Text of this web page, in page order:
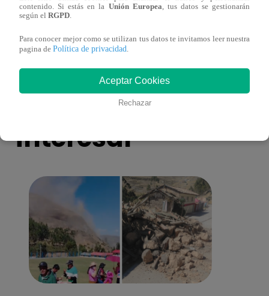
toma una difícil decisión por el futuro de
También te puede
interesar
contenido. Si estás en la Unión Europea, tus datos se gestionarán
según el RGPD.
Para conocer mejor como se utilizan tus datos te invitamos leer nuestra
pagina de Política de privacidad.
Aceptar Cookies
Rechazar